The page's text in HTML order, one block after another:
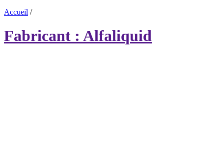
Accueil /
Fabricant : Alfaliquid